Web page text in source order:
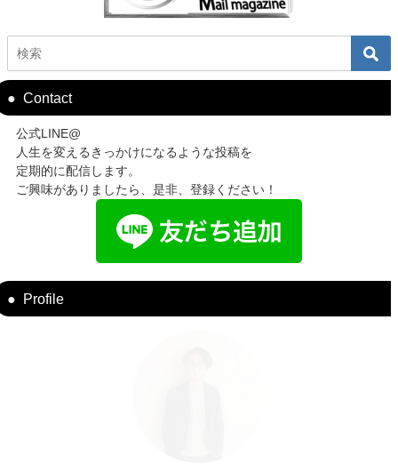
Contact
公式LINE@
人生を変えるきっかけになるような投稿を
定期的に配信します。
ご興味がありましたら、是非、登録ください！
Profile